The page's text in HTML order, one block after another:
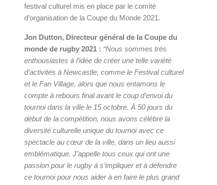
festival culturel mis en place par le comité
d’organisation de la Coupe du Monde 2021.
Jon Dutton, Directeur général de la Coupe du
monde de rugby 2021 : “Nous sommes très
enthousiastes à l’idée de créer une telle variété
d’activités à Newcastle, comme le Festival culturel
et le Fan Village, alors que nous entamons le
compte à rebours final avant le coup d’envoi du
tournoi dans la ville le 15 octobre. À 50 jours du
début de la compétition, nous avons célébré la
diversité culturelle unique du tournoi avec ce
spectacle au cœur de la ville, dans un lieu aussi
emblématique. J’appelle tous ceux qui ont une
passion pour le rugby à s’impliquer et à défendre
ce tournoi pour nous aider à en faire le plus grand